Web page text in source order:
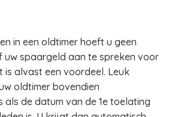
in een oldtimer hoeft u geen
uw spaargeld aan te spreken voor
is alvast een voordeel. Leuk
oldtimer bovendien
als de datum van de 1e toelating